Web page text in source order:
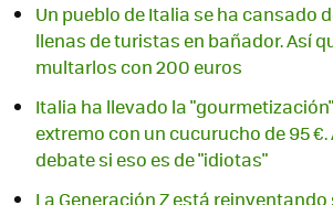
Un pueblo de Italia se ha cansado
llenas de turistas en bañador. Así
multarlos con 200 euros
Italia ha llevado la
extremo con un cucurucho de 95 €.
debate si eso es de "idiotas"
La Generación Z está